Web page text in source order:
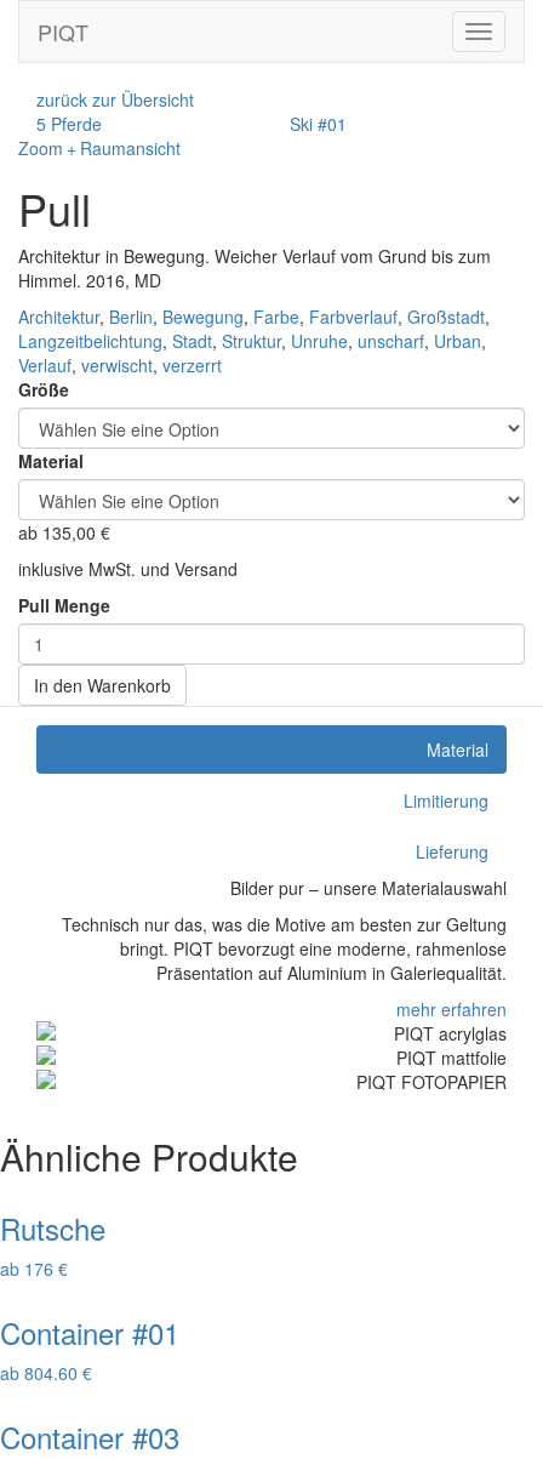
Toggle
PIQT
zurück zur Übersicht
5 Pferde
Ski #01
Zoom + Raumansicht
Pull
Architektur in Bewegung. Weicher Verlauf vom Grund bis zum
Himmel. 2016, MD
Architektur, Berlin, Bewegung, Farbe, Farbverlauf, Großstadt,
Langzeitbelichtung, Stadt, Struktur, Unruhe, unscharf, Urban,
Verlauf, verwischt, verzerrt
Größe
Material
ab 135,00 €
inklusive MwSt. und Versand
Pull Menge
In den Warenkorb
Material
Limitierung
Lieferung
Bilder pur – unsere Materialauswahl
Technisch nur das, was die Motive am besten zur Geltung
bringt. PIQT bevorzugt eine moderne, rahmenlose
Präsentation auf Aluminium in Galeriequalität.
mehr erfahren
Ähnliche Produkte
Rutsche
ab 176 €
Container #01
ab 804.60 €
Container #03